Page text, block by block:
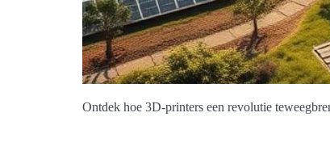
Ontdek hoe 3D-printers een revolutie